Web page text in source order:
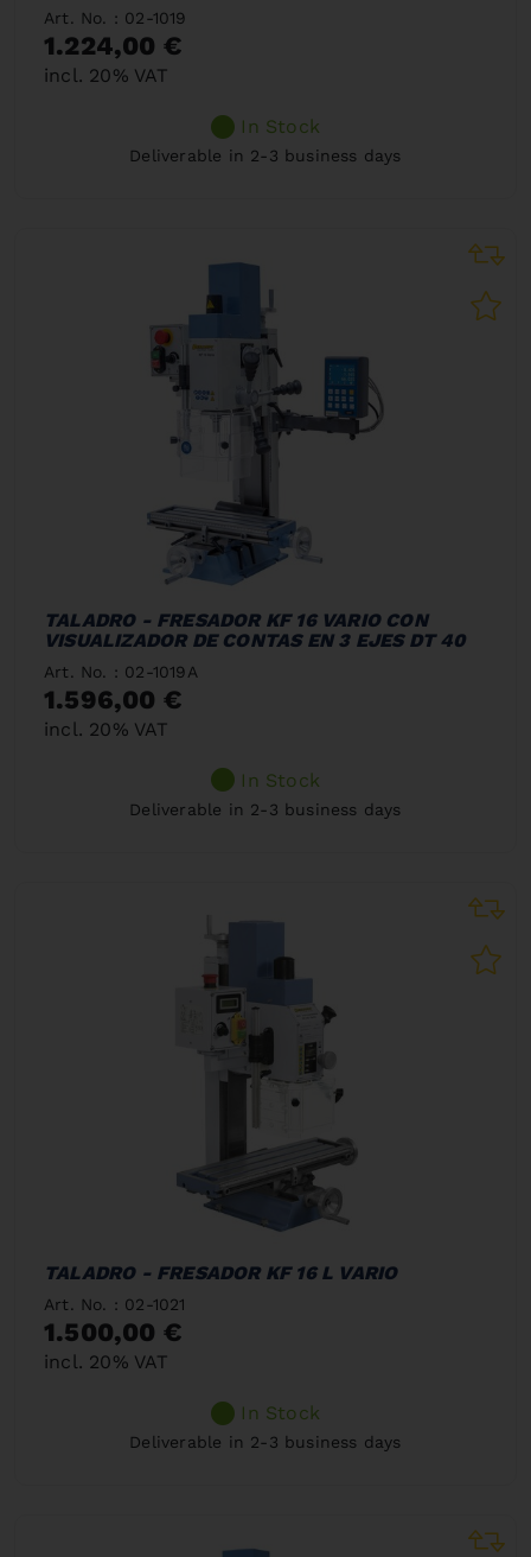
Art. No. : 02-1019
1.224,00 €
incl. 20% VAT
In Stock
Deliverable in 2-3 business days
TALADRO - FRESADOR KF 16 VARIO CON
VISUALIZADOR DE CONTAS EN 3 EJES DT 40
Art. No. : 02-1019A
1.596,00 €
incl. 20% VAT
In Stock
Deliverable in 2-3 business days
TALADRO - FRESADOR KF 16 L VARIO
Art. No. : 02-1021
1.500,00 €
incl. 20% VAT
In Stock
Deliverable in 2-3 business days